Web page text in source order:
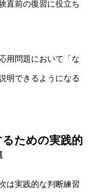
直前の復習に役立ち
用問題において「な
明できるようになる
ための実践的
は実践的な判断練習